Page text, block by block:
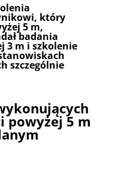
który
5 m,
badania
3 m i szkolenie
szczególnie
powyżej 5 m